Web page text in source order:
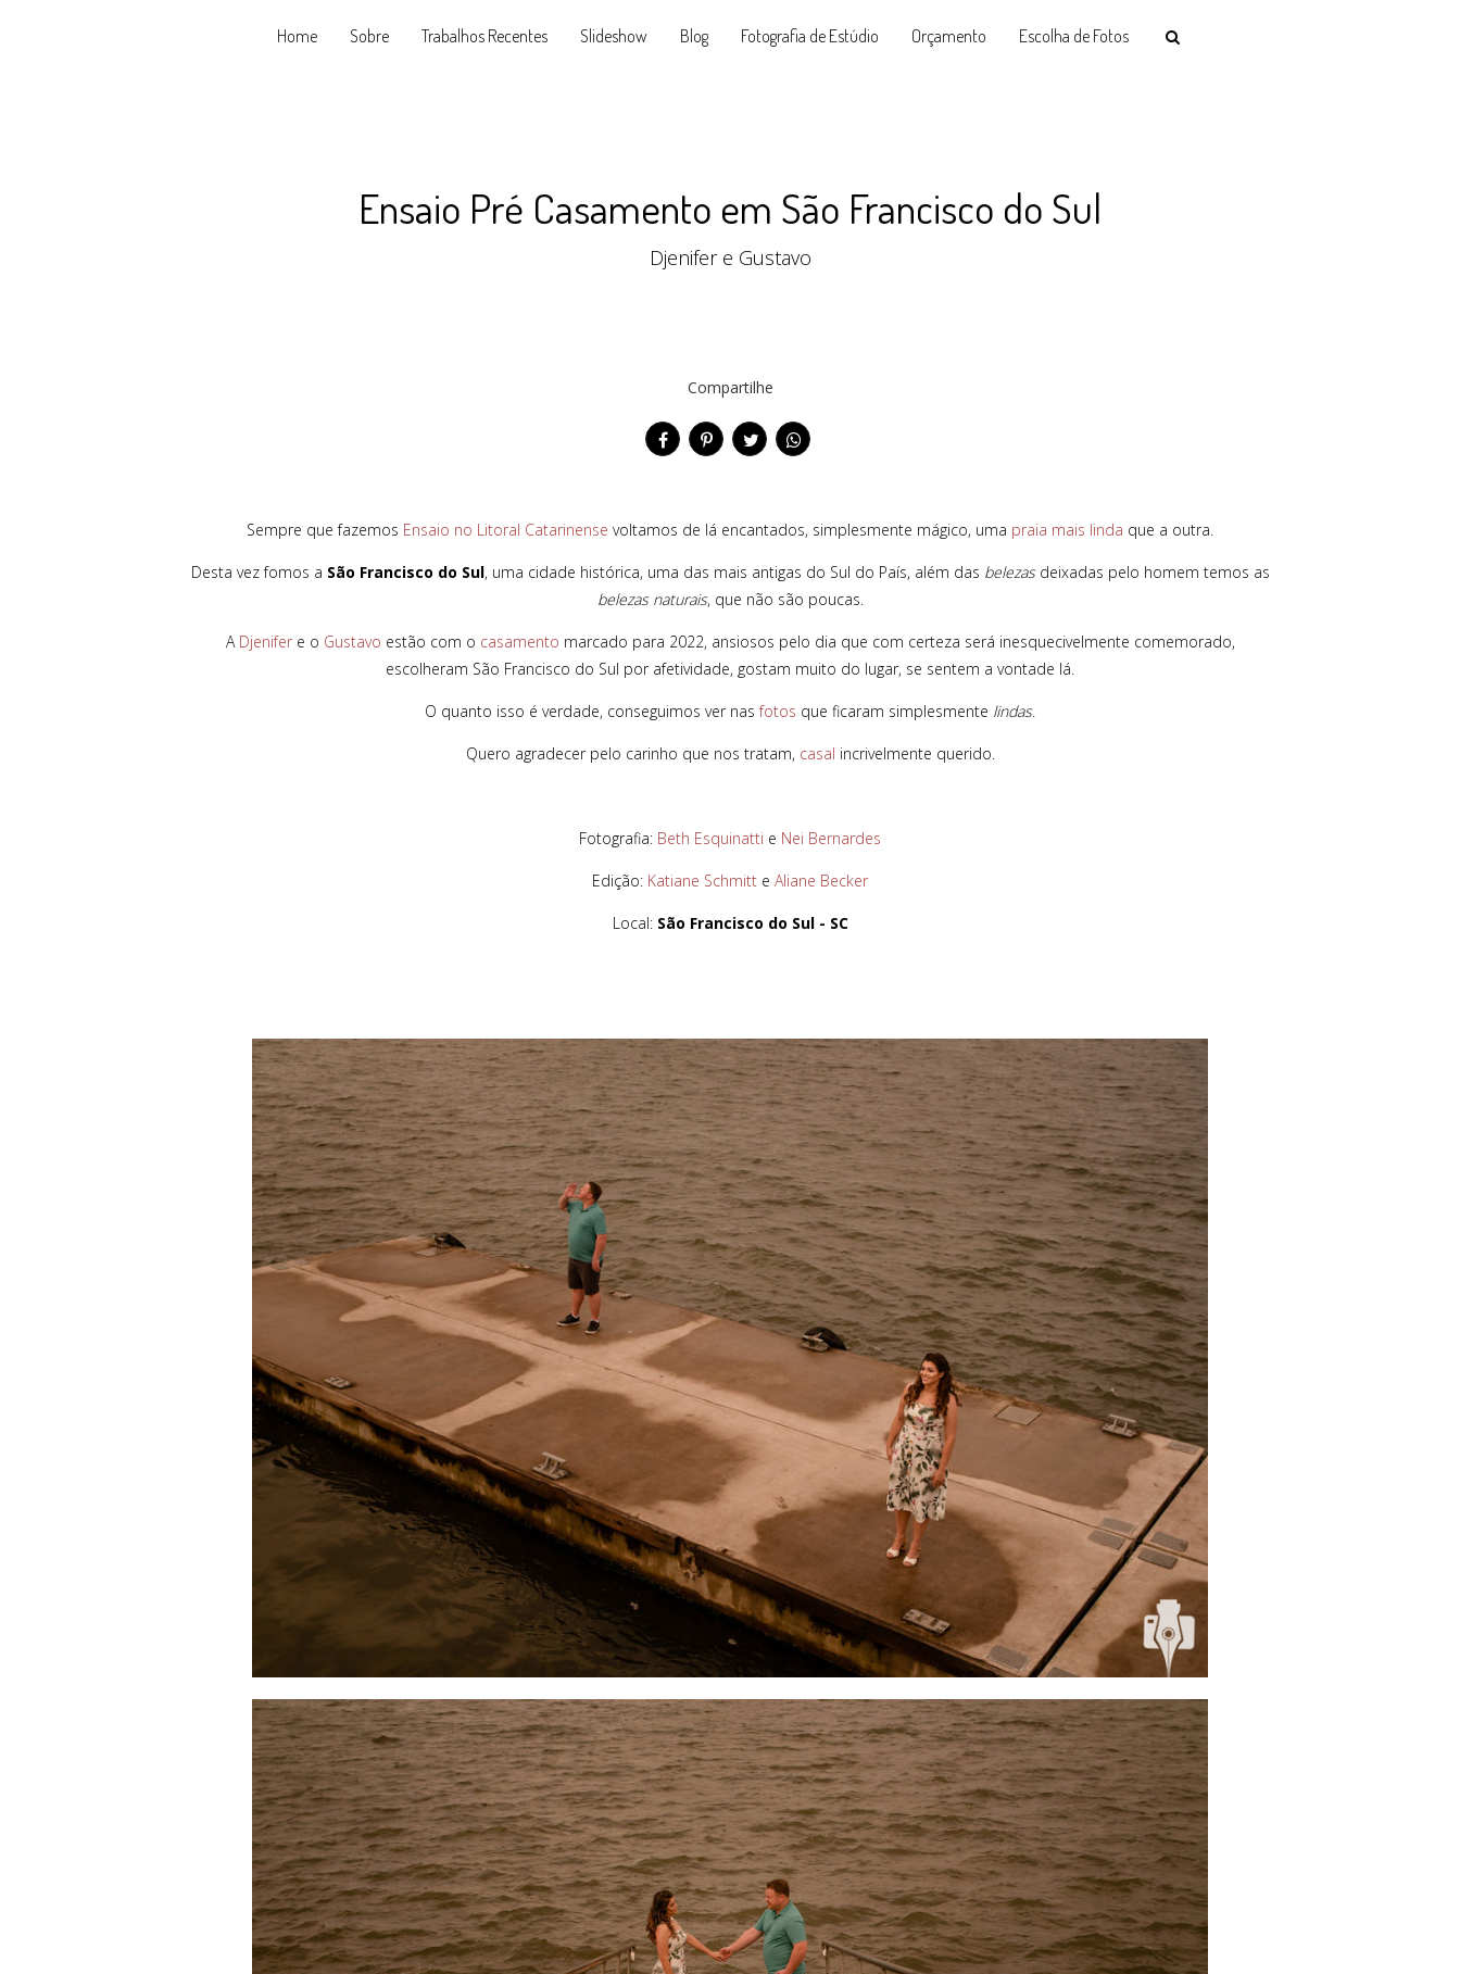
Home Sobre Trabalhos Recentes Slideshow Blog Fotografia de Estúdio Orçamento Escolha de Fotos
Ensaio Pré Casamento em São Francisco do Sul
Djenifer e Gustavo
Compartilhe
Sempre que fazemos Ensaio no Litoral Catarinense voltamos de lá encantados, simplesmente mágico, uma praia mais linda que a outra.
Desta vez fomos a São Francisco do Sul, uma cidade histórica, uma das mais antigas do Sul do País, além das belezasdeixadas pelo homem temos as
belezas naturais, que não são poucas.
A Djenifere o Gustavo estão com o casamento marcado para 2022, ansiosos pelo dia que com certeza será inesquecivelmente comemorado,
escolheram São Francisco do Sul por afetividade, gostam muito do lugar, se sentem a vontade lá.
O quanto isso é verdade, conseguimos ver nasfotos que ficaram simplesmente lindas.
Quero agradecer pelo carinho que nos tratam, casal incrivelmente querido.
Fotografia: Beth Esquinatti e Nei Bernardes
Edição: Katiane Schmitt e Aliane Becker
Local: São Francisco do Sul - SC